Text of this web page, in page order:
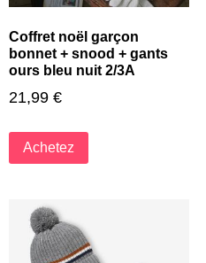
Coffret noël garçon
bonnet + snood + gants
ours bleu nuit 2/3A
21,99 €
Achetez